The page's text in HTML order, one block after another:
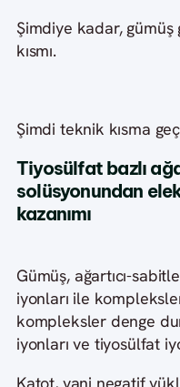
Şimdiye kadar, gümüş
kısmı.
Şimdi teknik kısma
Tiyosülfat bazlı
solüsyonundan
kazanımı
Gümüş, ağartıcı-
iyonları ile
kompleksler denge
iyonları ve tiyosülfat